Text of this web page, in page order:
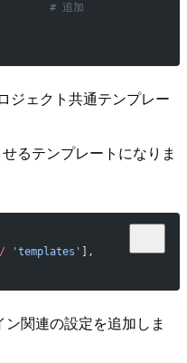
# 追加
ジェクト共通テンプレー
るテンプレートになりま
'templates' ],
関連の設定を追加しま